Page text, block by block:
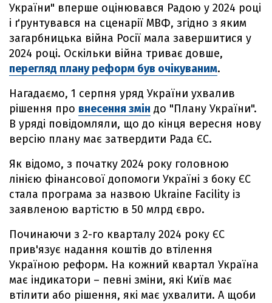
України" вперше оцінювався Радою у 2024 році
і ґрунтувався на сценарії МВФ, згідно з яким
загарбницька війна Росії мала завершитися у
2024 році. Оскільки війна триває довше,
перегляд плану реформ був очікуваним.
Нагадаємо, 1 серпня уряд України ухвалив
рішення про внесення змін до "Плану України".
В уряді повідомляли, що до кінця вересня нову
версію плану має затвердити Рада ЄС.
Як відомо, з початку 2024 року головною
лінією фінансової допомоги Україні з боку ЄС
стала програма за назвою Ukraine Facility із
заявленою вартістю в 50 млрд євро.
Починаючи з 2-го кварталу 2024 року ЄС
прив'язує надання коштів до втілення
Україною реформ. На кожний квартал Україна
має індикатори – певні зміни, які Київ має
втілити або рішення, які має ухвалити. А щоби